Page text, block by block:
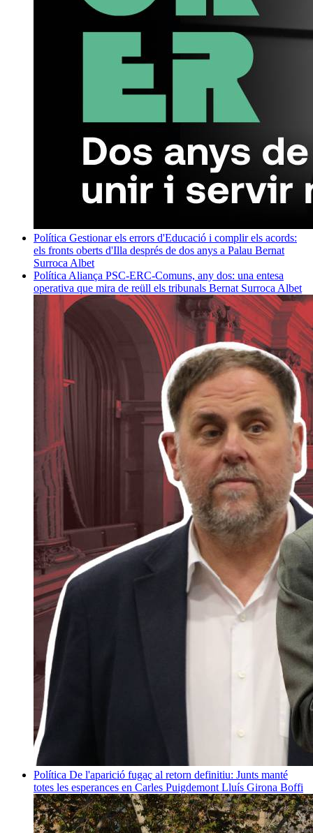
Política Gestionar els errors d'Educació i complir els acords:
els fronts oberts d'Illa després de dos anys a Palau Bernat
Surroca Albet
Política Aliança PSC-ERC-Comuns, any dos: una entesa
operativa que mira de reüll els tribunals Bernat Surroca Albet
Política De l'aparició fugaç al retorn definitiu: Junts manté
totes les esperances en Carles Puigdemont Lluís Girona Boffi